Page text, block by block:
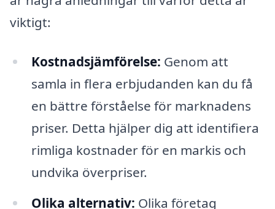
viktigt:
Kostnadsjämförelse: Genom att
samla in flera erbjudanden kan du få
en bättre förståelse för marknadens
priser. Detta hjälper dig att identifiera
rimliga kostnader för en markis och
undvika överpriser.
Olika alternativ: Olika företag